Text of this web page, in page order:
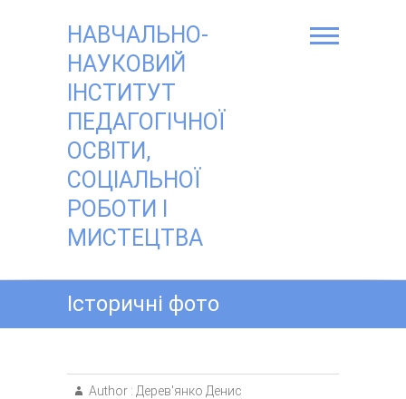
НАВЧАЛЬНО-
НАУКОВИЙ
ІНСТИТУТ
ПЕДАГОГІЧНОЇ
ОСВІТИ,
СОЦІАЛЬНОЇ
РОБОТИ І
МИСТЕЦТВА
Історичні фото
Author : Дерев'янко Денис